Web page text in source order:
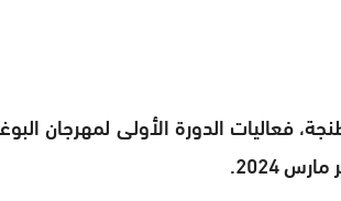
فعاليات الدورة الأولى لمهرجان
2024.